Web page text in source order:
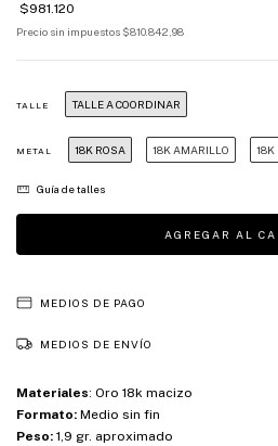
$981.120
Precio sin impuestos $810.842,98
TALLE TALLE A COORDINAR
METAL 18K ROSA 18K AMARILLO 18K
Guía de talles
MEDIOS DE PAGO
MEDIOS DE ENVÍO
Materiales: Oro 18k macizo
Formato: Medio sin fin
Peso: 1,9 gr. aproximado